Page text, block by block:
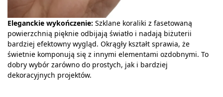
Eleganckie wykończenie: Szklane koraliki z fasetowaną
powierzchnią pięknie odbijają światło i nadają biżuterii
bardziej efektowny wygląd. Okrągły kształt sprawia, że
świetnie komponują się z innymi elementami ozdobnymi. To
dobry wybór zarówno do prostych, jak i bardziej
dekoracyjnych projektów.